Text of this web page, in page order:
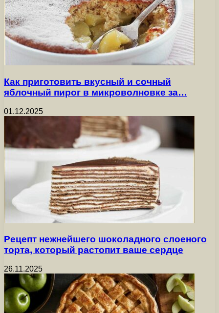
Как приготовить вкусный и сочный
яблочный пирог в микроволновке за…
01.12.2025
Рецепт нежнейшего шоколадного слоеного
торта, который растопит ваше сердце
26.11.2025